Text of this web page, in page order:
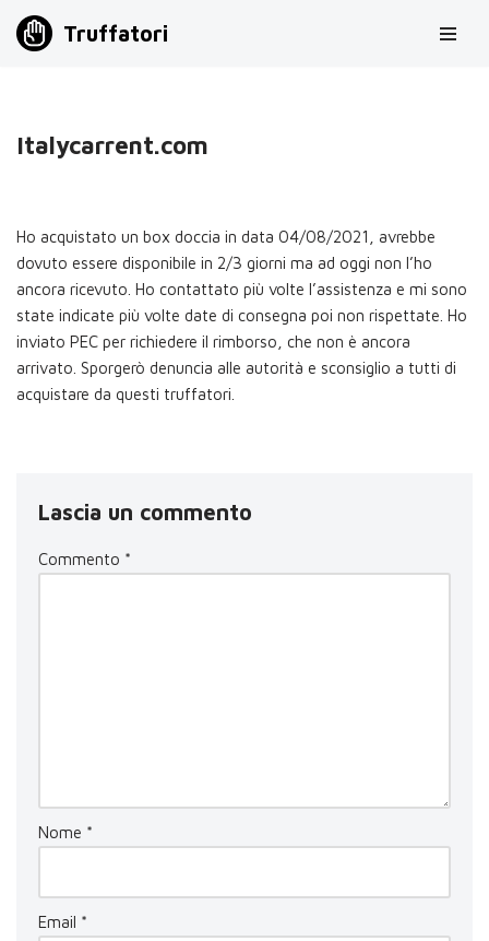
Truffatori
Italycarrent.com
Ho acquistato un box doccia in data 04/08/2021, avrebbe
dovuto essere disponibile in 2/3 giorni ma ad oggi non l’ho
ancora ricevuto. Ho contattato più volte l’assistenza e mi sono
state indicate più volte date di consegna poi non rispettate. Ho
inviato PEC per richiedere il rimborso, che non è ancora
arrivato. Sporgerò denuncia alle autorità e sconsiglio a tutti di
acquistare da questi truffatori.
Lascia un commento
Commento *
Nome *
Email *